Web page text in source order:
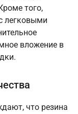
того,
легковыми
вложение в
что резина